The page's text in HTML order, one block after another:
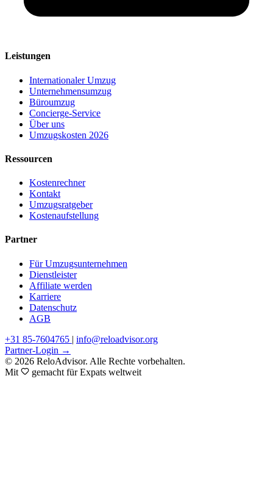
Leistungen
Internationaler Umzug
Unternehmensumzug
Büroumzug
Concierge-Service
Über uns
Umzugskosten 2026
Ressourcen
Kostenrechner
Kontakt
Umzugsratgeber
Kostenaufstellung
Partner
Für Umzugsunternehmen
Dienstleister
Affiliate werden
Karriere
Datenschutz
AGB
+31 85-7604765 | info@reloadvisor.org
Partner-Login →
© 2026 ReloAdvisor. Alle Rechte vorbehalten.
Mit
gemacht für Expats weltweit